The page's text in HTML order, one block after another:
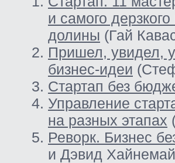
и самого
долины (Гай
Пришел, увидел,
бизнес-идеи
Стартап без
Управление
на разных этапах
Реворк. Бизнес
и Дэвид